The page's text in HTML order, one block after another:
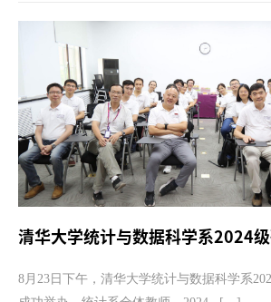
清华大学统计与数据科学系2024
8月23日下午，清华大学统计与数据科学系